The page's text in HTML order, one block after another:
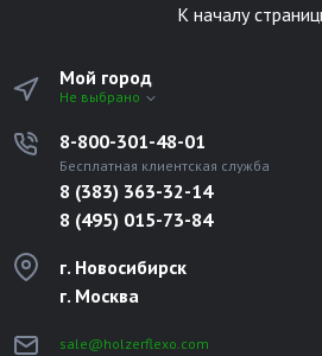
К началу
Мой город
Не выбрано
8-800-301-48-01
Бесплатная клиентская служба
8 (383) 363-32-14
8 (495) 015-73-84
г. Новосибирск
г. Москва
sale@holzerflexo.com